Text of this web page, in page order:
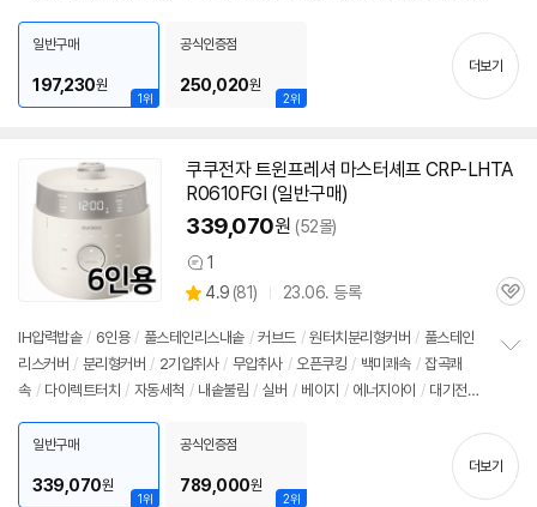
기
1위
일반구매
197,230원
2위
공식인증점
250,020원
더보기
쿠쿠전자 트윈프레셔 마스터셰프 CRP-LHTA
R0610FGI (일반구매)
339,070원 (52몰)
상
품
견
1
별
점
4.9 (상
리
뷰
81) 23.06. 등록
관
IH압력밥솥 / 6인용 / 풀스테인리스내솥 / 커브드 / 원터치분리형커버 / 풀스테인
리스커버 / 분리형커버 / 2기압취사 / 무압취사 / 오픈쿠킹 / 백미쾌속 / 잡곡쾌
속 / 다이렉트터치 / 자동세척 / 내솥불림 / 실버 / 베이지 / 에너지아이 / 대기전력
로x세로x깊이): 383x262x260mm
기
1위
일반구매
339,070원
2위
공식인증점
789,000원
더보기